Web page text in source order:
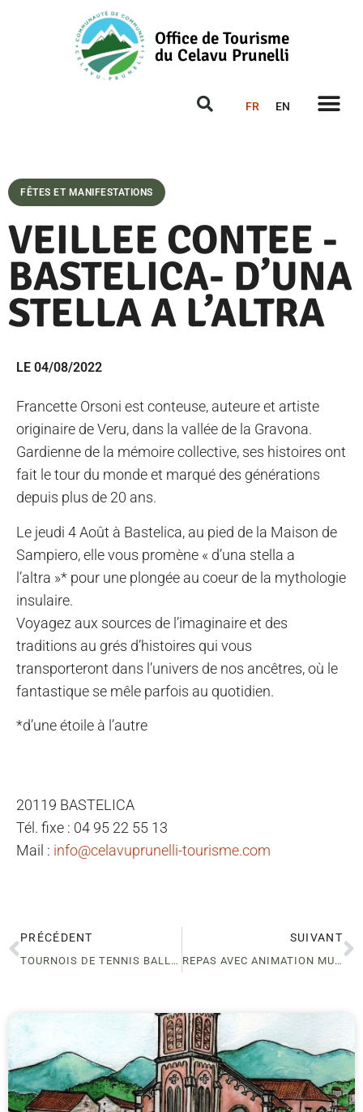
Office de Tourisme
du Celavu Prunelli
FR EN
FÊTES ET MANIFESTATIONS
VEILLEE CONTEE -
BASTELICA- D’UNA
STELLA A L’ALTRA
LE 04/08/2022
Francette Orsoni est conteuse, auteure et artiste
originaire de Veru, dans la vallée de la Gravona.
Gardienne de la mémoire collective, ses histoires ont
fait le tour du monde et marqué des générations
depuis plus de 20 ans.
Le jeudi 4 Août à Bastelica, au pied de la Maison de
Sampiero, elle vous promène « d’una stella a
l’altra »* pour une plongée au coeur de la mythologie
insulaire.
Voyagez aux sources de l’imaginaire et des
traditions au grés d’histoires qui vous
transporteront dans l’univers de nos ancêtres, où le
fantastique se mêle parfois au quotidien.
*d’une étoile à l’autre
20119 BASTELICA
Tél. fixe : 04 95 22 55 13
Mail : info@celavuprunelli-tourisme.com
PRÉCÉDENT
TOURNOIS DE TENNIS BALLON -BOCOGNANO
SUIVANT
REPAS AVEC ANIMATION MUSICALE – BOCOGNANO